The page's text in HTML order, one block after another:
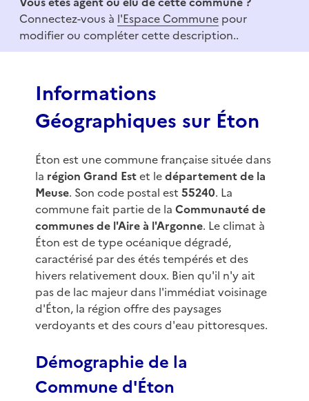
3
Connectez-vous à l'Espace Commune pour
modifier ou compléter cette description..
Informations
Géographiques sur Éton
Éton est une commune française située dans
la région Grand Estet ledépartement de la
Meuse. Son code postal est 55240. La
commune fait partie de la Communauté de
communes de l'Aire à l'Argonne. Le climat à
Éton est de type océanique dégradé,
caractérisé par des étés tempérés et des
hivers relativement doux. Bien qu'il n'y ait
pas de lac majeur dans l'immédiat voisinage
d'Éton, la région offre des paysages
verdoyants et des cours d'eau pittoresques.
Démographie de la
Commune d'Éton